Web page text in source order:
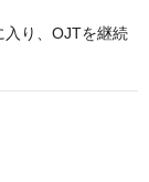
り、OJTを継続